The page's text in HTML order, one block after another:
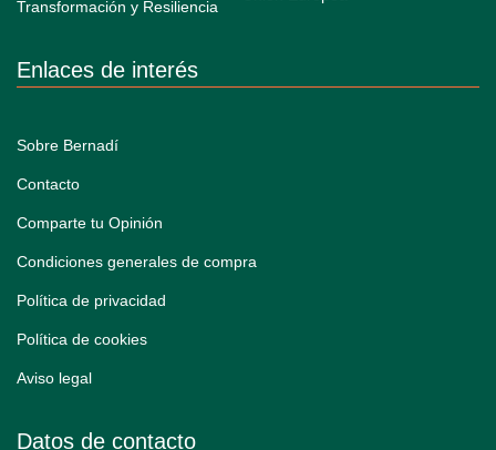
Enlaces de interés
Sobre Bernadí
Contacto
Comparte tu Opinión
Condiciones generales de compra
Política de privacidad
Política de cookies
Aviso legal
Datos de contacto